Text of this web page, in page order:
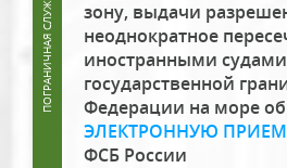
зону, выдачи
неоднократное
иностранными судами
государственной
Федерации на море
ЭЛЕКТРОННУЮ
ФСБ России